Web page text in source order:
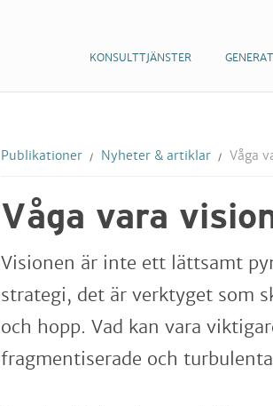
KONSULTTJÄNSTER
Publikationer Nyheter & artiklar Våga
Våga vara
Visionen är inte ett lättsamt
strategi, det är verktyget som
och hopp. Vad kan vara
fragmentiserade och